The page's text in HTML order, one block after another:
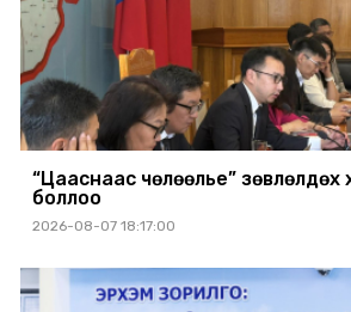
“Цааснаас чөлөөлье” зөвлөлдөх
боллоо
2026-08-07 18:17:00